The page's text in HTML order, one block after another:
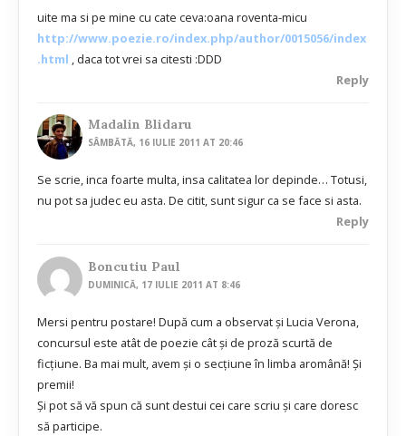
uite ma si pe mine cu cate ceva:oana roventa-micu
http://www.poezie.ro/index.php/author/0015056/index
.html , daca tot vrei sa citesti :DDD
Reply
Madalin Blidaru
SÂMBĂTĂ, 16 IULIE 2011 AT 20:46
Se scrie, inca foarte multa, insa calitatea lor depinde… Totusi,
nu pot sa judec eu asta. De citit, sunt sigur ca se face si asta.
Reply
Boncutiu Paul
DUMINICĂ, 17 IULIE 2011 AT 8:46
Mersi pentru postare! După cum a observat şi Lucia Verona,
concursul este atât de poezie cât şi de proză scurtă de
ficţiune. Ba mai mult, avem şi o secţiune în limba aromână! Şi
premii!
Şi pot să vă spun că sunt destui cei care scriu şi care doresc
să participe.